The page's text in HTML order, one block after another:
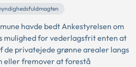
havde bedt Ankestyrelsen om
mulighed for vederlagsfrit enten at
de privatejede grønne arealer langs
eller fremover at forestå